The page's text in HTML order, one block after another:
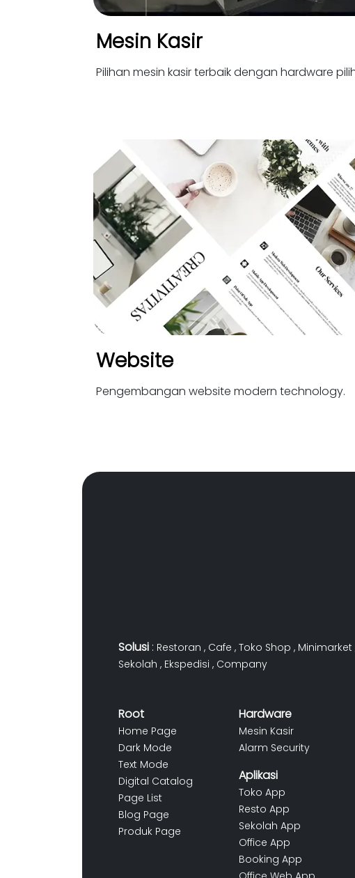
Mesin Kasir
Pilihan mesin kasir terbaik dengan hardware
Website
Pengembangan website modern technology.
Solusi : Restoran , Cafe , Toko Shop , Minimarket
Sekolah , Ekspedisi , Company
Root
Home Page
Dark Mode
Text Mode
Digital Catalog
Page List
Blog Page
Produk Page
Hardware
Mesin Kasir
Alarm Security
Aplikasi
Toko App
Resto App
Sekolah App
Office App
Booking App